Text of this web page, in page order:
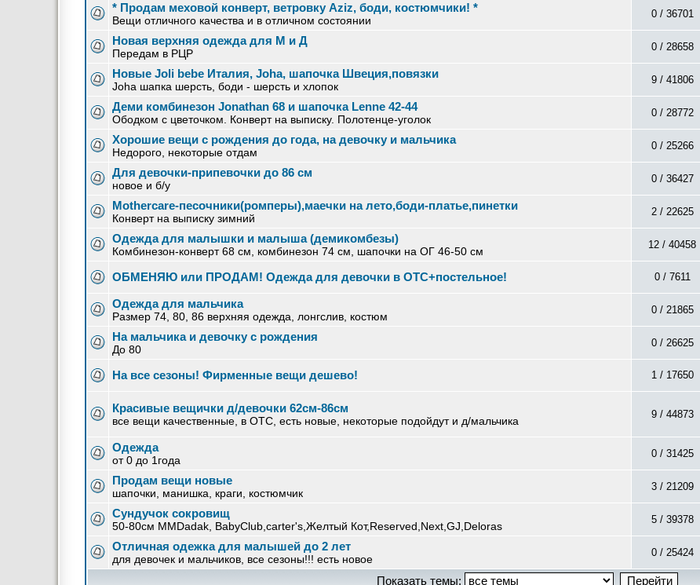
* Продам меховой конверт, ветровку Aziz, боди, костюмчики! *
Вещи отличного качества и в отличном состоянии
0 / 36701
Новая верхняя одежда для М и Д
Передам в РЦР
0 / 28658
Новые Joli bebe Италия, Joha, шапочка Швеция,повязки
Joha шапка шерсть, боди - шерсть и хлопок
9 / 41806
Деми комбинезон Jonathan 68 и шапочка Lenne 42-44
Ободком с цветочком. Конверт на выписку. Полотенце-уголок
0 / 28772
Хорошие вещи с рождения до года, на девочку и мальчика
Недорого, некоторые отдам
0 / 25266
Для девочки-припевочки до 86 см
новое и б/у
0 / 36427
Mothercare-песочники(ромперы),маечки на лето,боди-платье,пинетки
Конверт на выписку зимний
2 / 22625
Одежда для малышки и малыша (демикомбезы)
Комбинезон-конверт 68 см, комбинезон 74 см, шапочки на ОГ 46-50 см
12 / 40458
ОБМЕНЯЮ или ПРОДАМ! Одежда для девочки в ОТС+постельное! 0 / 7611
Одежда для мальчика
Размер 74, 80, 86 верхняя одежда, лонгслив, костюм
0 / 21865
На мальчика и девочку с рождения
До 80
0 / 26625
На все сезоны! Фирменные вещи дешево! 1 / 17650
Красивые вещички д/девочки 62см-86см
все вещи качественные, в ОТС, есть новые, некоторые подойдут и д/мальчика
9 / 44873
Одежда
от 0 до 1года
0 / 31425
Продам вещи новые
шапочки, манишка, краги, костюмчик
3 / 21209
Сундучок сокровищ
50-80см MMDadak, BabyClub,carter's,Желтый Кот,Reserved,Next,GJ,Deloras
5 / 39378
Отличная одежка для малышей до 2 лет
для девочек и мальчиков, все сезоны!!! есть новое
0 / 25424
Показать темы: